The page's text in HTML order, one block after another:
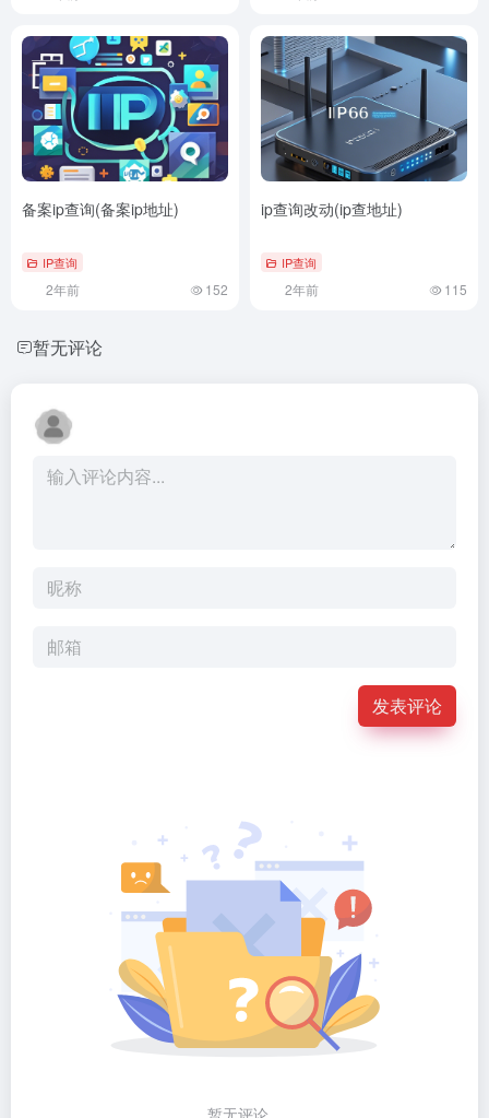
备案ip查询(备案ip地址)
IP查询
2年前 152
ip查询改动(ip查地址)
IP查询
2年前 115
暂无评论
发表评论
暂无评论...